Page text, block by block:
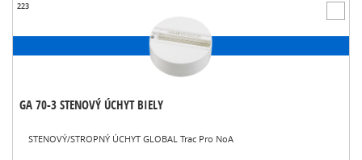
223
GA 70-3 STENOVÝ ÚCHYT BIELY
STENOVÝ/STROPNÝ ÚCHYT GLOBAL Trac Pro NoA